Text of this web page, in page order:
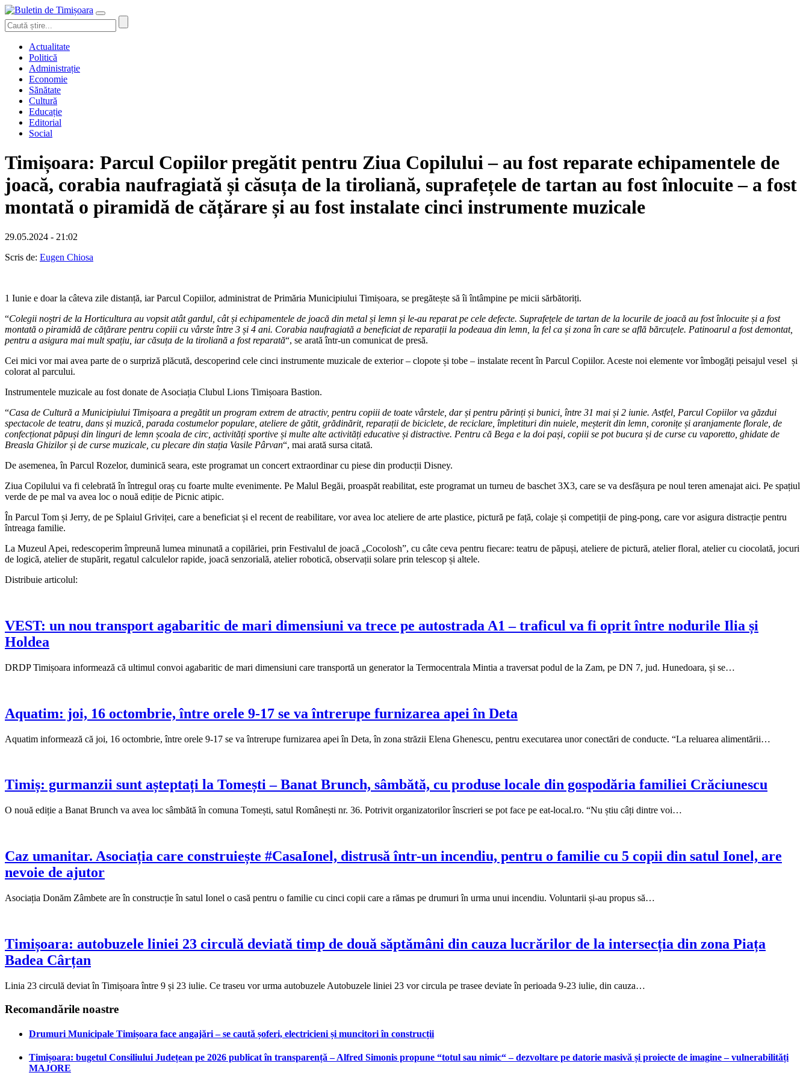
Actualitate
Politică
Administrație
Economie
Sănătate
Cultură
Educație
Editorial
Social
Timișoara: Parcul Copiilor pregătit pentru Ziua Copilului – au fost reparate echipamentele de
joacă, corabia naufragiată și căsuța de la tiroliană, suprafețele de tartan au fost înlocuite – a fost
montată o piramidă de cățărare și au fost instalate cinci instrumente muzicale
29.05.2024 - 21:02
Scris de: Eugen Chiosa
1 Iunie e doar la câteva zile distanță, iar Parcul Copiilor, administrat de Primăria Municipiului Timișoara, se pregătește să îi întâmpine pe micii sărbătoriți.
“Colegii noștri de la Horticultura au vopsit atât gardul, cât și echipamentele de joacă din metal și lemn și le-au reparat pe cele defecte. Suprafețele de tartan de la locurile de joacă au fost înlocuite și a fost
montată o piramidă de cățărare pentru copiii cu vârste între 3 și 4 ani. Corabia naufragiată a beneficiat de reparații la podeaua din lemn, la fel ca și zona în care se află bărcuțele. Patinoarul a fost demontat,
pentru a asigura mai mult spațiu, iar căsuța de la tiroliană a fost reparată“, se arată într-un comunicat de presă.
Cei mici vor mai avea parte de o surpriză plăcută, descoperind cele cinci instrumente muzicale de exterior – clopote și tobe – instalate recent în Parcul Copiilor. Aceste noi elemente vor îmbogăți peisajul vesel și
colorat al parcului.
Instrumentele muzicale au fost donate de Asociația Clubul Lions Timișoara Bastion.
“Casa de Cultură a Municipiului Timișoara a pregătit un program extrem de atractiv, pentru copiii de toate vârstele, dar și pentru părinți și bunici, între 31 mai și 2 iunie. Astfel, Parcul Copiilor va găzdui
spectacole de teatru, dans și muzică, parada costumelor populare, ateliere de gătit, grădinărit, reparații de biciclete, de reciclare, împletituri din nuiele, meșterit din lemn, coronițe și aranjamente florale, de
confecționat păpuși din linguri de lemn școala de circ, activități sportive și multe alte activități educative și distractive. Pentru că Bega e la doi pași, copiii se pot bucura și de curse cu vaporetto, ghidate de
Breasla Ghizilor și de curse muzicale, cu plecare din stația Vasile Pârvan“, mai arată sursa citată.
De asemenea, în Parcul Rozelor, duminică seara, este programat un concert extraordinar cu piese din producții Disney.
Ziua Copilului va fi celebrată în întregul oraș cu foarte multe evenimente. Pe Malul Begăi, proaspăt reabilitat, este programat un turneu de baschet 3X3, care se va desfășura pe noul teren amenajat aici. Pe spațiul
verde de pe mal va avea loc o nouă ediție de Picnic atipic.
În Parcul Tom și Jerry, de pe Splaiul Griviței, care a beneficiat și el recent de reabilitare, vor avea loc ateliere de arte plastice, pictură pe față, colaje și competiții de ping-pong, care vor asigura distracție pentru
întreaga familie.
La Muzeul Apei, redescoperim împreună lumea minunată a copilăriei, prin Festivalul de joacă „Cocolosh”, cu câte ceva pentru fiecare: teatru de păpuși, ateliere de pictură, atelier floral, atelier cu ciocolată, jocuri
de logică, atelier de stupărit, regatul calculelor rapide, joacă senzorială, atelier robotică, observații solare prin telescop și altele.
Distribuie articolul:
VEST: un nou transport agabaritic de mari dimensiuni va trece pe autostrada A1 – traficul va fi oprit între nodurile Ilia și
Holdea
DRDP Timișoara informează că ultimul convoi agabaritic de mari dimensiuni care transportă un generator la Termocentrala Mintia a traversat podul de la Zam, pe DN 7, jud. Hunedoara, și se…
Aquatim: joi, 16 octombrie, între orele 9-17 se va întrerupe furnizarea apei în Deta
Aquatim informează că joi, 16 octombrie, între orele 9-17 se va întrerupe furnizarea apei în Deta, în zona străzii Elena Ghenescu, pentru executarea unor conectări de conducte. “La reluarea alimentării…
Timiș: gurmanzii sunt așteptați la Tomești – Banat Brunch, sâmbătă, cu produse locale din gospodăria familiei Crăciunescu
O nouă ediție a Banat Brunch va avea loc sâmbătă în comuna Tomești, satul Românești nr. 36. Potrivit organizatorilor înscrieri se pot face pe eat-local.ro. “Nu știu câți dintre voi…
Caz umanitar. Asociația care construiește #CasaIonel, distrusă într-un incendiu, pentru o familie cu 5 copii din satul Ionel, are
nevoie de ajutor
Asociația Donăm Zâmbete are în construcție în satul Ionel o casă pentru o familie cu cinci copii care a rămas pe drumuri în urma unui incendiu. Voluntarii și-au propus să…
Timișoara: autobuzele liniei 23 circulă deviată timp de două săptămâni din cauza lucrărilor de la intersecția din zona Piața
Badea Cârțan
Linia 23 circulă deviat în Timișoara între 9 și 23 iulie. Ce traseu vor urma autobuzele Autobuzele liniei 23 vor circula pe trasee deviate în perioada 9-23 iulie, din cauza…
Recomandările noastre
Drumuri Municipale Timișoara face angajări – se caută șoferi, electricieni și muncitori în construcții
Timișoara: bugetul Consiliului Județean pe 2026 publicat în transparență – Alfred Simonis propune “totul sau nimic“ – dezvoltare pe datorie masivă și proiecte de imagine – vulnerabilități
MAJORE